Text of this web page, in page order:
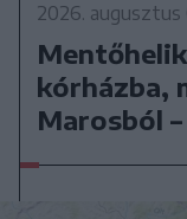
2026.
kórházba,
Marosból